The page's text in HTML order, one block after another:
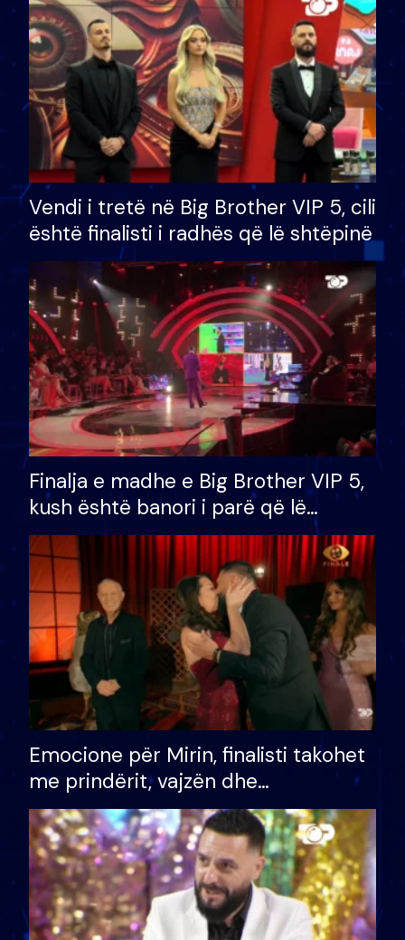
Vendi i tretë në Big Brother VIP 5, cili
është finalisti i radhës që lë shtëpinë
Finalja e madhe e Big Brother VIP 5,
kush është banori i parë që lë
shtëpinë dhe humb mundësinë për
të fituar çmimin e madh
Emocione për Mirin, finalisti takohet
me prindërit, vajzën dhe
bashkëshorten: S’kemi ndonjë letër
divorci apo jo?